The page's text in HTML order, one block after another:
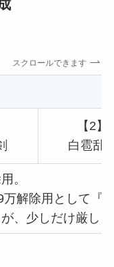
スクロールできます
【2】
白雹乱
。
万解除用として『
、少しだけ厳し